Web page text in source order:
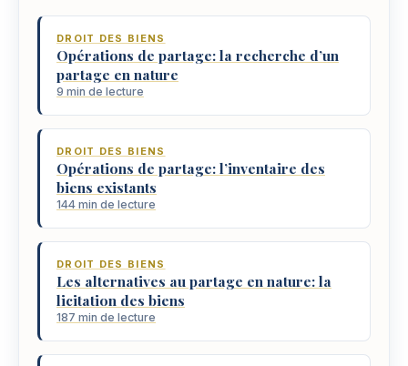
DROIT DES BIENS
Opérations de partage: la recherche d’un
partage en nature
9 min de lecture
DROIT DES BIENS
Opérations de partage: l’inventaire des
biens existants
144 min de lecture
DROIT DES BIENS
Les alternatives au partage en nature: la
licitation des biens
187 min de lecture